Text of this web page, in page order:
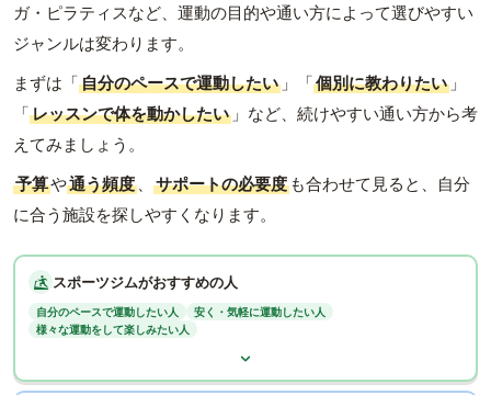
ガ・ピラティスなど、運動の目的や通い方によって選びやすい
ジャンルは変わります。
まずは「自分のペースで運動したい 」「個別に教わりたい 」
「レッスンで体を動かしたい 」など、続けやすい通い方から考
えてみましょう。
予算や通う頻度 、 サポートの必要度 も合わせて見ると、自分
に合う施設を探しやすくなります。
スポーツジムがおすすめの人
自分のペースで運動したい人
安く・気軽に運動したい人
様々な運動をして楽しみたい人